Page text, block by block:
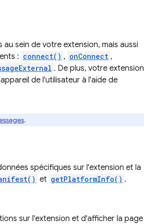
sein de votre extension, mais aussi
: connect() , onConnect ,
. De plus, votre extension
de l'utilisateur à l'aide de
.
spécifiques sur l'extension et la
et getPlatformInfo() .
sur l'extension et d'afficher la page